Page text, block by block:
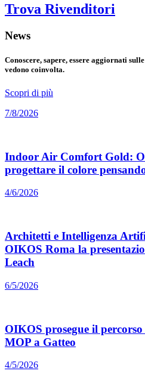
Trova Rivenditori
News
Conoscere, sapere, essere aggiornati
vedono coinvolta.
Scopri di più
7/8/2026
Indoor Air Comfort Gold:
progettare il colore
4/6/2026
Architetti e Intelligenza
OIKOS Roma la
Leach
6/5/2026
OIKOS prosegue il
MOP a Gatteo
4/5/2026